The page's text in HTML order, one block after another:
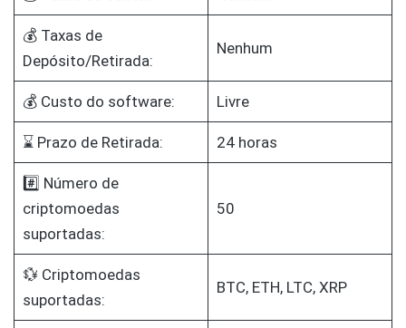
💰 Taxas de
Depósito/Retirada:
Nenhum
💰 Custo do software: Livre
⌛ Prazo de Retirada: 24 horas
#️⃣ Número de
criptomoedas
suportadas:
50
💱 Criptomoedas
suportadas:
BTC, ETH, LTC, XRP